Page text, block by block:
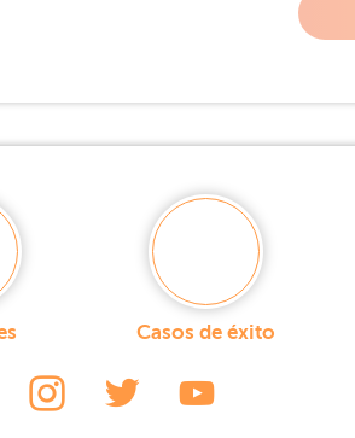
Casos de éxito